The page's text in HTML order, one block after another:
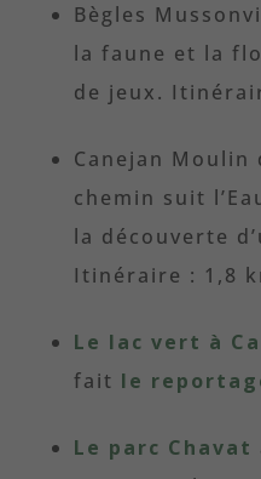
Bègles
la faune et la
de jeux.
Canejan Moulin
chemin suit
la découverte
Itinéraire : 1,8
Le lac vert à
fait le
Le parc Chavat